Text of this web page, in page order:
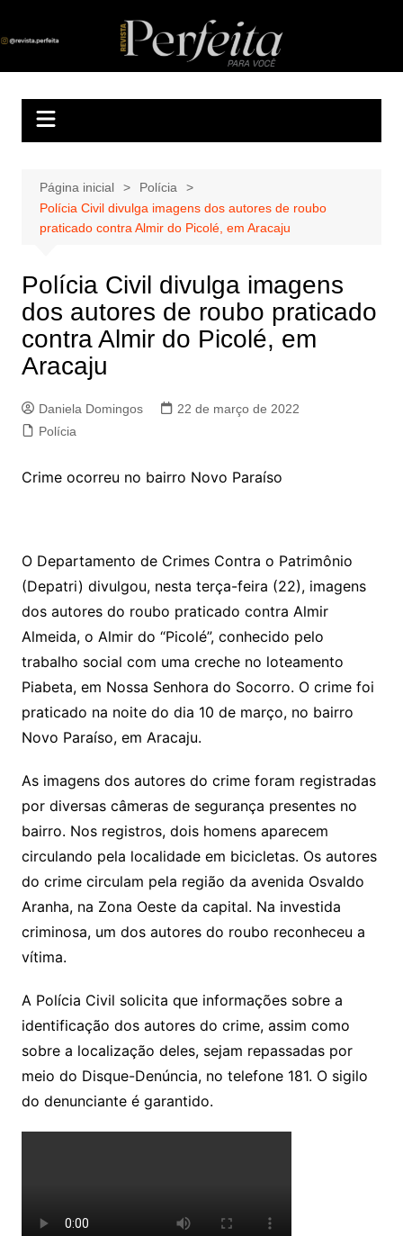
Revista Perfeita
A melhor revista eletrônica do interior de Sergipe
Página inicial
Polícia
Polícia Civil divulga imagens dos autores de roubo
praticado contra Almir do Picolé, em Aracaju
Polícia Civil divulga imagens
dos autores de roubo praticado
contra Almir do Picolé, em
Aracaju
Daniela Domingos
22 de março de 2022
Polícia
Crime ocorreu no bairro Novo Paraíso
O Departamento de Crimes Contra o Patrimônio
(Depatri) divulgou, nesta terça-feira (22), imagens
dos autores do roubo praticado contra Almir
Almeida, o Almir do “Picolé”, conhecido pelo
trabalho social com uma creche no loteamento
Piabeta, em Nossa Senhora do Socorro. O crime foi
praticado na noite do dia 10 de março, no bairro
Novo Paraíso, em Aracaju.
As imagens dos autores do crime foram registradas
por diversas câmeras de segurança presentes no
bairro. Nos registros, dois homens aparecem
circulando pela localidade em bicicletas. Os autores
do crime circulam pela região da avenida Osvaldo
Aranha, na Zona Oeste da capital. Na investida
criminosa, um dos autores do roubo reconheceu a
vítima.
A Polícia Civil solicita que informações sobre a
identificação dos autores do crime, assim como
sobre a localização deles, sejam repassadas por
meio do Disque-Denúncia, no telefone 181. O sigilo
do denunciante é garantido.